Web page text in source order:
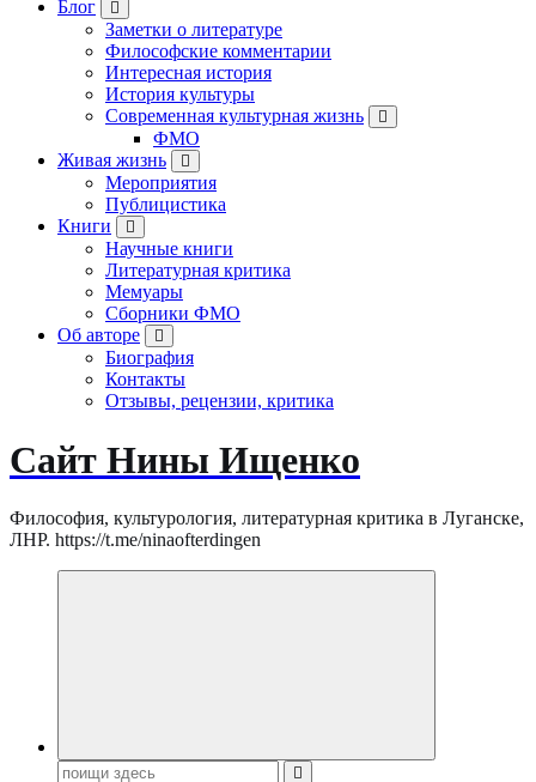
Блог
Заметки о литературе
Философские комментарии
Интересная история
История культуры
Современная культурная жизнь
ФМО
Живая жизнь
Мероприятия
Публицистика
Книги
Научные книги
Литературная критика
Мемуары
Сборники ФМО
Об авторе
Биография
Контакты
Отзывы, рецензии, критика
Сайт Нины Ищенко
Философия, культурология, литературная критика в Луганске,
ЛНР. https://t.me/ninaofterdingen
Поиск: